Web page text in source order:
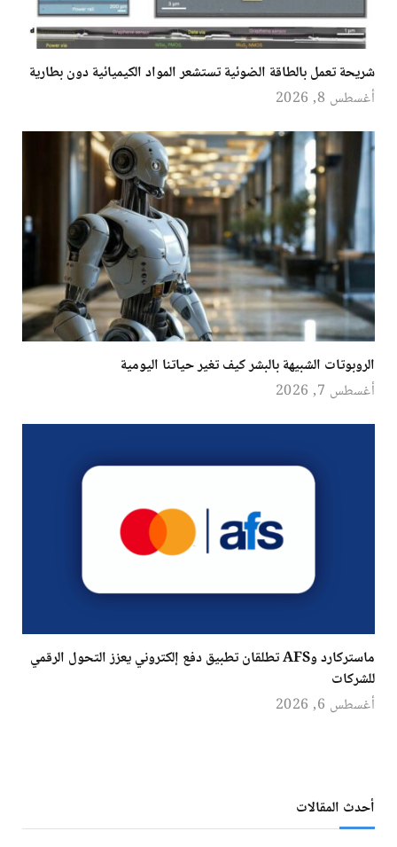
شريحة تعمل بالطاقة الضوئية تستشعر المواد الكيميائية دون بطارية
أغسطس 8, 2026
الروبوتات الشبيهة بالبشر كيف تغير حياتنا اليومية
أغسطس 7, 2026
ماستركارد وAFS تطلقان تطبيق دفع إلكتروني يعزز التحول الرقمي
للشركات
أغسطس 6, 2026
أحدث المقالات